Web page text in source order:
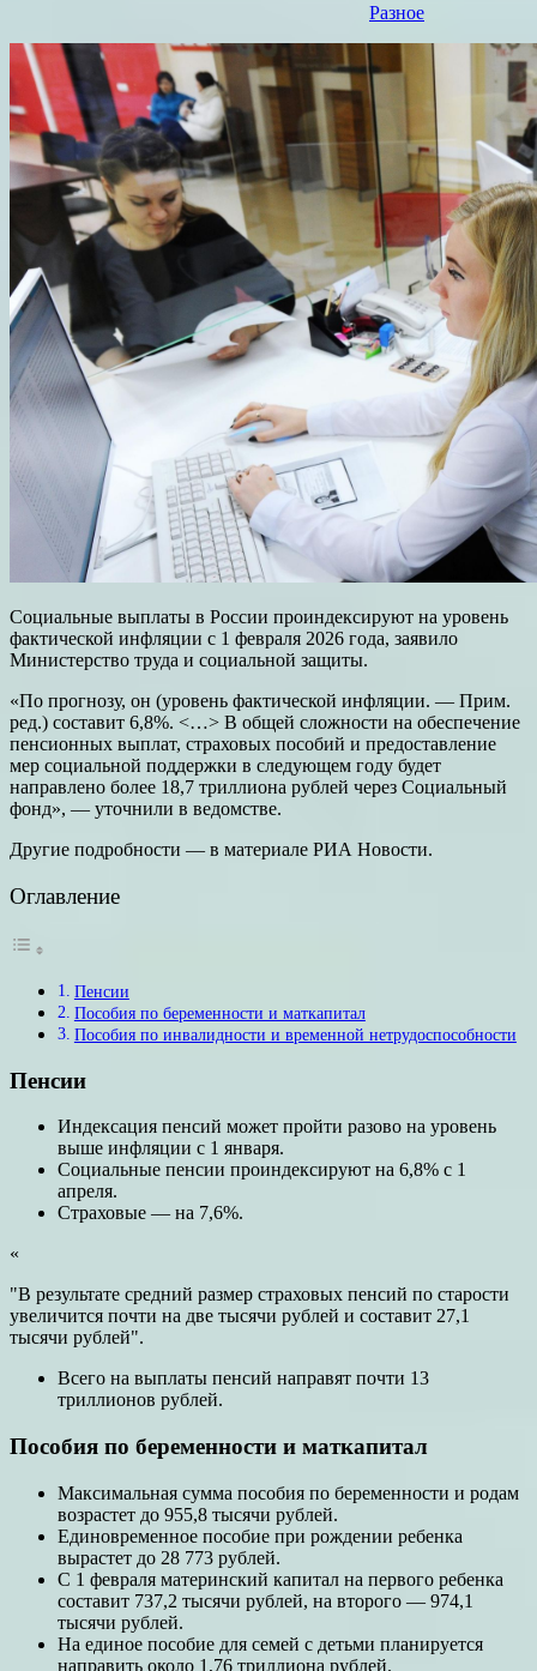
Разное
Социальные выплаты в России проиндексируют на уровень
фактической инфляции с 1 февраля 2026 года, заявило
Министерство труда и социальной защиты.
«По прогнозу, он (уровень фактической инфляции. — Прим.
ред.) составит 6,8%. <…> В общей сложности на обеспечение
пенсионных выплат, страховых пособий и предоставление
мер социальной поддержки в следующем году будет
направлено более 18,7 триллиона рублей через Социальный
фонд», — уточнили в ведомстве.
Другие подробности — в материале РИА Новости.
Оглавление
Пенсии
Пособия по беременности и маткапитал
Пособия по инвалидности и временной нетрудоспособности
Пенсии
Индексация пенсий может пройти разово на уровень
выше инфляции с 1 января.
Социальные пенсии проиндексируют на 6,8% с 1
апреля.
Страховые — на 7,6%.
«
"В результате средний размер страховых пенсий по старости
увеличится почти на две тысячи рублей и составит 27,1
тысячи рублей".
Всего на выплаты пенсий направят почти 13
триллионов рублей.
Пособия по беременности и маткапитал
Максимальная сумма пособия по беременности и родам
возрастет до 955,8 тысячи рублей.
Единовременное пособие при рождении ребенка
вырастет до 28 773 рублей.
С 1 февраля материнский капитал на первого ребенка
составит 737,2 тысячи рублей, на второго — 974,1
тысячи рублей.
На единое пособие для семей с детьми планируется
направить около 1,76 триллиона рублей.